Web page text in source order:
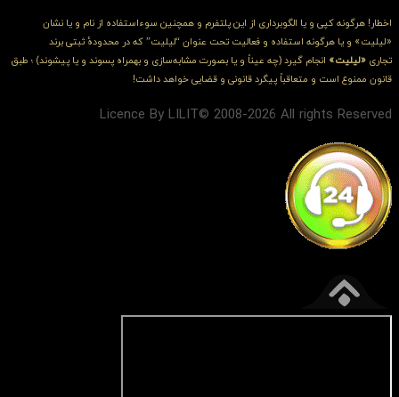
اخطار! هرگونه کپی و یا الگوبرداری از این پلتفرم و همچنین سوءاستفاده از نام و یا نشان
«لیلیت» و یا هرگونه استفاده و فعالیت تحت عنوان “لیلیت” که در محدودهٔ ثبتی برند
تجاری «لیلیت» انجام گیرد (چه عیناً و یا بصورت مشابه‌سازی و بهمراه پسوند و یا پیشوند) ؛ طبق
قانون ممنوع است و متعاقباً پیگرد قانونی و قضایی خواهد داشت!
Licence By LILIT© 2008-2026 All rights Reserved